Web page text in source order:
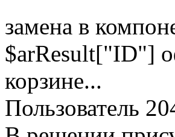
замена в
$arResult["ID"]
корзине...
Пользователь